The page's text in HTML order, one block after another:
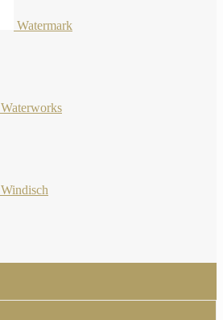
Watermark
Waterworks
Windisch